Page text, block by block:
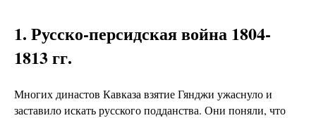
1. Русско-персидская война 1804-
1813 гг.
Многих династов Кавказа взятие Гянджи ужаснуло и
заставило искать русского подданства. Они поняли, что